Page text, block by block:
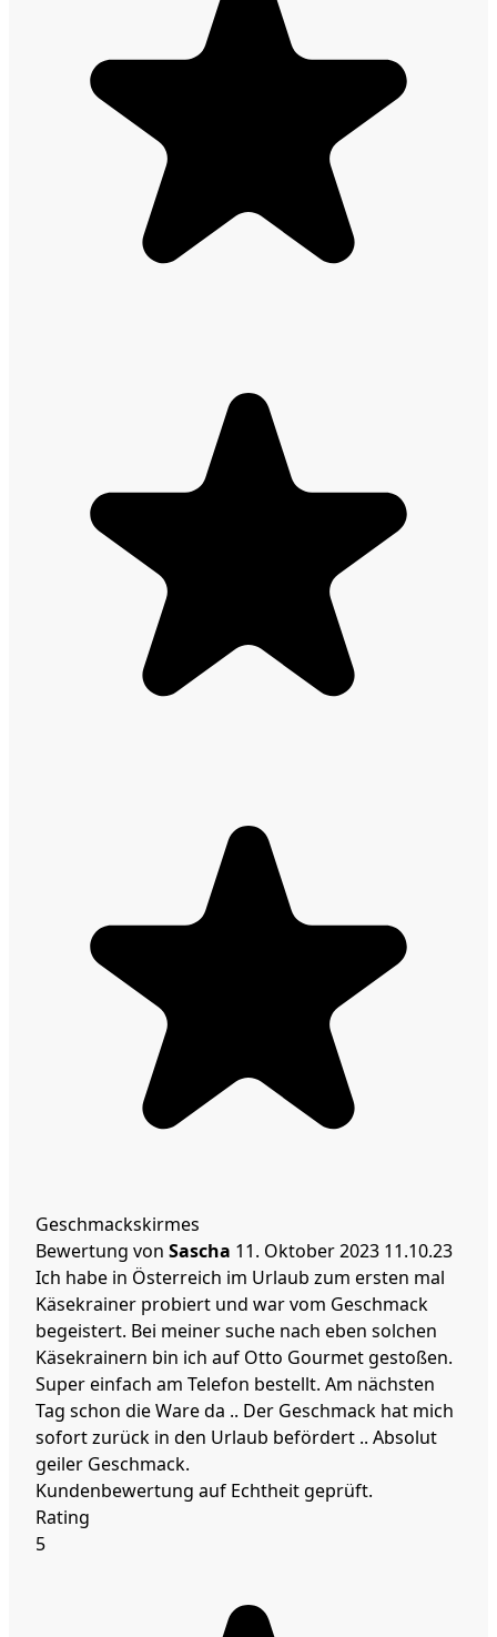
Geschmackskirmes
Bewertung von Sascha 11. Oktober 2023 11.10.23
Ich habe in Österreich im Urlaub zum ersten mal
Käsekrainer probiert und war vom Geschmack
begeistert. Bei meiner suche nach eben solchen
Käsekrainern bin ich auf Otto Gourmet gestoßen.
Super einfach am Telefon bestellt. Am nächsten
Tag schon die Ware da .. Der Geschmack hat mich
sofort zurück in den Urlaub befördert .. Absolut
geiler Geschmack.
Kundenbewertung auf Echtheit geprüft.
Rating
5